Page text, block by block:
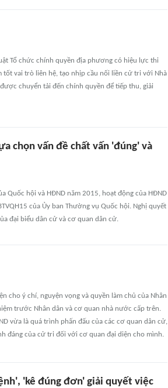
Tổ chức chính quyền địa phương có hiệu lực thi
tốt vai trò liên hệ, tạo nhịp cầu nối liền cử tri với Nhà
chuyển tải đến chính quyền để tiếp thu, giải
chọn vấn đề chất vấn 'đúng' và
Quốc hội và HĐND năm 2015, hoạt động của HĐND
của Ủy ban Thường vụ Quốc hội. Nghị quyết
đại biểu dân cử và cơ quan dân cử.
cho ý chí, nguyện vọng và quyền làm chủ của Nhân
trước Nhân dân và cơ quan nhà nước cấp trên.
vừa là quá trình phấn đấu của các cơ quan dân cử,
đáng của cử tri đối với cơ quan đại diện cho mình.
'kê đúng đơn' giải quyết việc